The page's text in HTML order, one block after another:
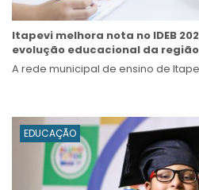
Itapevi melhora nota no IDEB
evolução educacional da região
A rede municipal de ensino de
EDUCAÇÃO